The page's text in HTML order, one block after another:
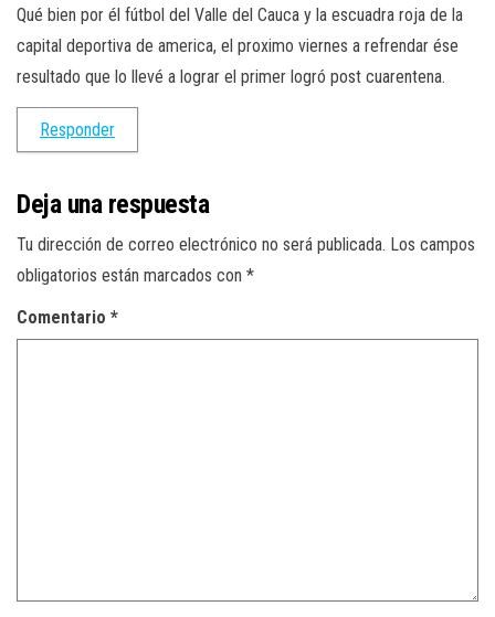
Qué bien por él fútbol del Valle del Cauca y la escuadra roja de la
capital deportiva de america, el proximo viernes a refrendar ése
resultado que lo llevé a lograr el primer logró post cuarentena.
Responder
Deja una respuesta
Tu dirección de correo electrónico no será publicada. Los campos
obligatorios están marcados con *
Comentario *